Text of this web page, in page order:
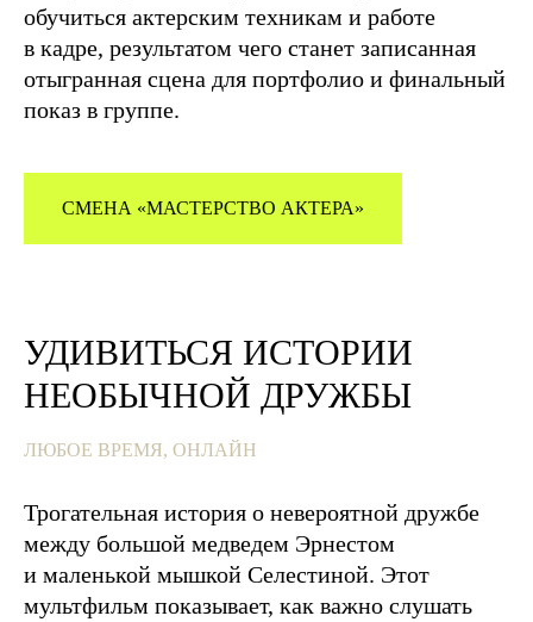
обучиться актерским техникам и работе
в кадре, результатом чего станет записанная
отыгранная сцена для портфолио и финальный
показ в группе.
CМЕНА «МАСТЕРСТВО АКТЕРА»
УДИВИТЬСЯ ИСТОРИИ
НЕОБЫЧНОЙ ДРУЖБЫ
ЛЮБОЕ ВРЕМЯ, ОНЛАЙН
Трогательная история о невероятной дружбе
между большой медведем Эрнестом
и маленькой мышкой Селестиной. Этот
мультфильм показывает, как важно слушать
Правила обработки
персональных данных
hello@studysbs.com
Контакты
Meydan Hotel, Dubai, Dubai 9305, United Arab Emirates